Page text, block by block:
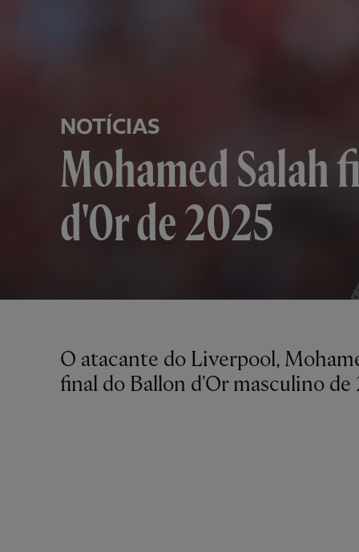
NOTÍCIAS
Mohamed Salah
d'Or de 2025
O atacante do Liverpool, Mohamed Salah, ficou em quarto lugar na classificação
final do Ballon d'Or masculino